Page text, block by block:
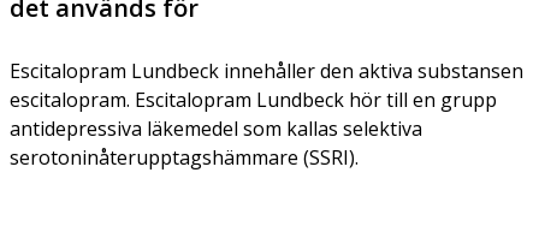
det används för
Escitalopram Lundbeck innehåller den aktiva substansen
escitalopram. Escitalopram Lundbeck hör till en grupp
antidepressiva läkemedel som kallas selektiva
serotoninåterupptagshämmare (SSRI).